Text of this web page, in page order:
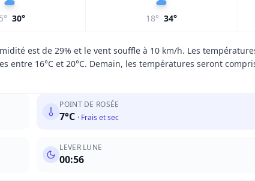
est de 29% et le vent souffle à 10 km/h. Les
16°C et 20°C. Demain, les températures seront
POINT DE ROSÉE
7°C · Frais et sec
LEVER LUNE
00:56
° 30° 18° 34°